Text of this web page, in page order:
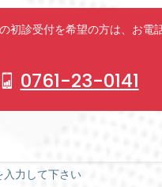
初診受付を希望の方は、お電
0761-23-0141